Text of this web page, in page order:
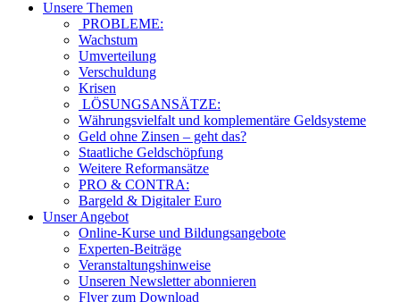
Unsere Themen
PROBLEME:
Wachstum
Umverteilung
Verschuldung
Krisen
LÖSUNGSANSÄTZE:
Währungsvielfalt und komplementäre Geldsysteme
Geld ohne Zinsen – geht das?
Staatliche Geldschöpfung
Weitere Reformansätze
PRO & CONTRA:
Bargeld & Digitaler Euro
Unser Angebot
Online-Kurse und Bildungsangebote
Experten-Beiträge
Veranstaltungshinweise
Unseren Newsletter abonnieren
Flyer zum Download